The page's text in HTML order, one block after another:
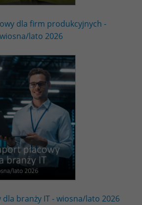
dla firm produkcyjnych -
wiosna/lato 2026
dla branży IT - wiosna/lato 2026